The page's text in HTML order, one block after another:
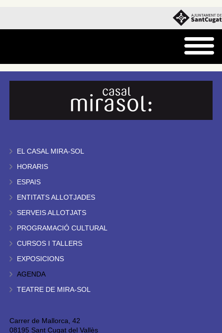
EL CASAL MIRA-SOL
HORARIS
ESPAIS
ENTITATS ALLOTJADES
SERVEIS ALLOTJATS
PROGRAMACIÓ CULTURAL
CURSOS I TALLERS
EXPOSICIONS
AGENDA
TEATRE DE MIRA-SOL
Carrer de Mallorca, 42
08195 Sant Cugat del Vallès